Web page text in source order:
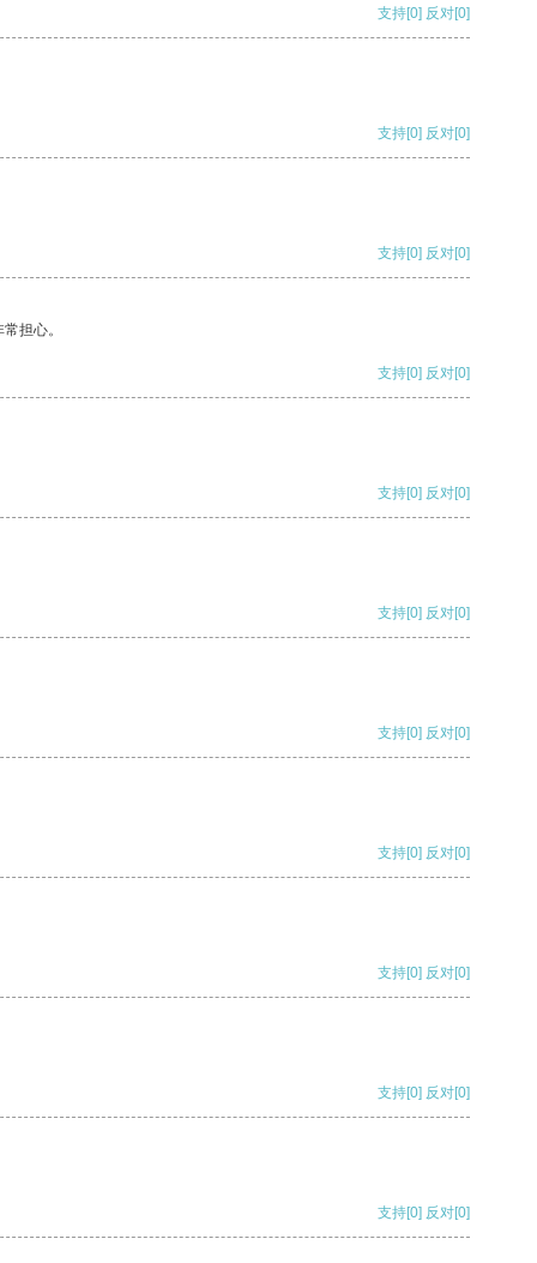
支持[0] 反对[0]
支持[0] 反对[0]
支持[0] 反对[0]
担心。
支持[0] 反对[0]
支持[0] 反对[0]
支持[0] 反对[0]
支持[0] 反对[0]
支持[0] 反对[0]
支持[0] 反对[0]
支持[0] 反对[0]
支持[0] 反对[0]